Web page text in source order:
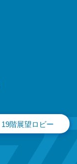
19階展望ロビー